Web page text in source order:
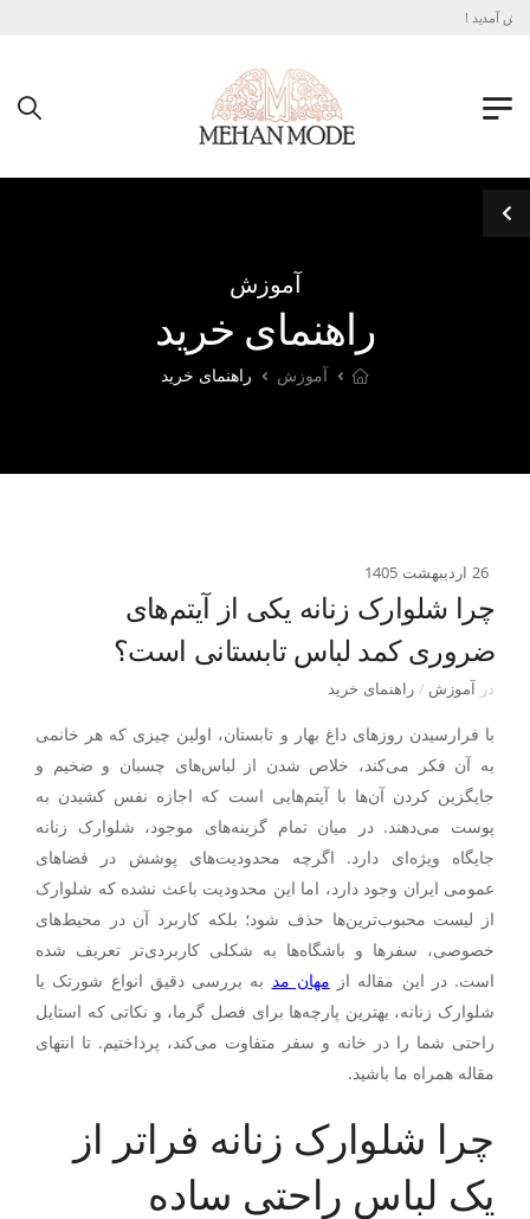
!
آموزش
راهنمای خرید
آموزش راهنمای خرید
26 اردیبهشت 1405
چرا شلوارک زنانه یکی از آیتم‌های
ضروری کمد لباس تابستانی است؟
در آموزش / راهنمای خرید
با فرارسیدن روزهای داغ بهار و تابستان، اولین چیزی که هر خانمی
به آن فکر می‌کند، خلاص شدن از لباس‌های چسبان و ضخیم و
جایگزین کردن آن‌ها با آیتم‌هایی است که اجازه نفس کشیدن به
پوست می‌دهند. در میان تمام گزینه‌های موجود، شلوارک زنانه
جایگاه ویژه‌ای دارد. اگرچه محدودیت‌های پوشش در فضاهای
عمومی ایران وجود دارد، اما این محدودیت باعث نشده که شلوارک
از لیست محبوب‌ترین‌ها حذف شود؛ بلکه کاربرد آن در محیط‌های
خصوصی، سفرها و باشگاه‌ها به شکلی کاربردی‌تر تعریف شده
است. در این مقاله از مهان مد به بررسی دقیق انواع شورتک یا
شلوارک زنانه، بهترین پارچه‌ها برای فصل گرما، و نکاتی که استایل
راحتی شما را در خانه و سفر متفاوت می‌کند، پرداختیم. تا انتهای
مقاله همراه ما باشید.
چرا شلوارک زنانه فراتر از
یک لباس راحتی ساده